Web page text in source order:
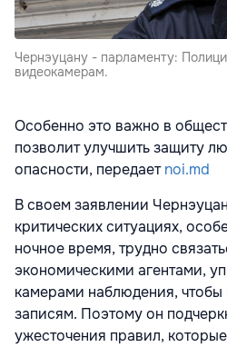
Чернэуцану - парламенту:
видеокамерам.
Особенно это важно в
позволит улучшить защиту
опасности, передаетnoi.md
В своем заявлении
критических ситуациях,
ночное время, трудно
экономическими агентами,
камерами наблюдения, чтобы
записям. Поэтому он
ужесточения правил,